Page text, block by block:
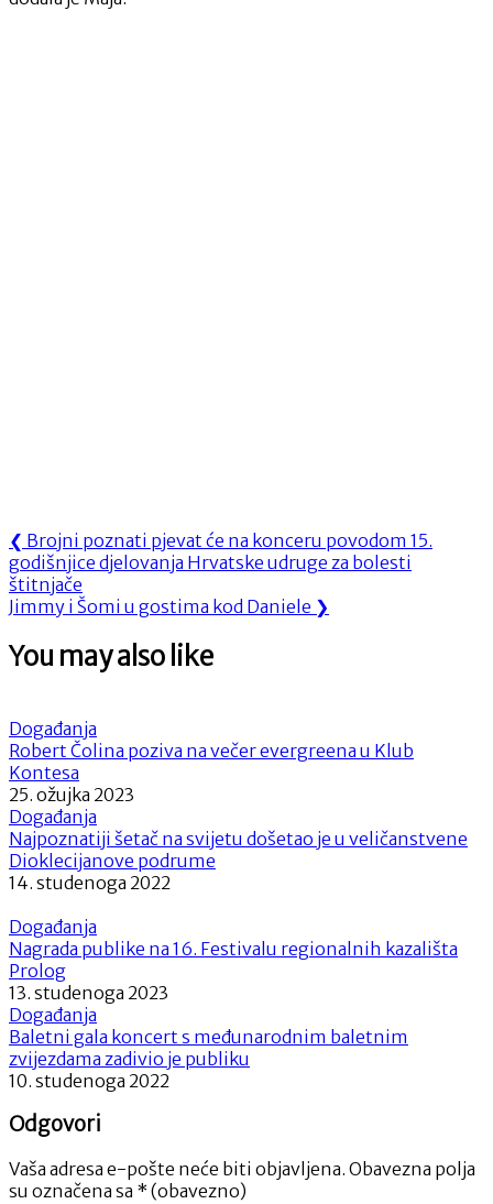
Navigacija
objava
❮ Previous
Post:
Brojni poznati pjevat će na konceru povodom 15.
godišnjice djelovanja Hrvatske udruge za bolesti
štitnjače
Next
Jimmy i Šomi u gostima kod Daniele ❯
You may also like
Događanja
Robert Čolina poziva na večer evergreena u Klub
Kontesa
25. ožujka 2023
Događanja
Najpoznatiji šetač na svijetu došetao je u veličanstvene
Dioklecijanove podrume
14. studenoga 2022
Događanja
Nagrada publike na 16. Festivalu regionalnih kazališta
Prolog
13. studenoga 2023
Događanja
Baletni gala koncert s međunarodnim baletnim
zvijezdama zadivio je publiku
10. studenoga 2022
Odgovori
Vaša adresa e-pošte neće biti objavljena. Obavezna polja
su označena sa * (obavezno)